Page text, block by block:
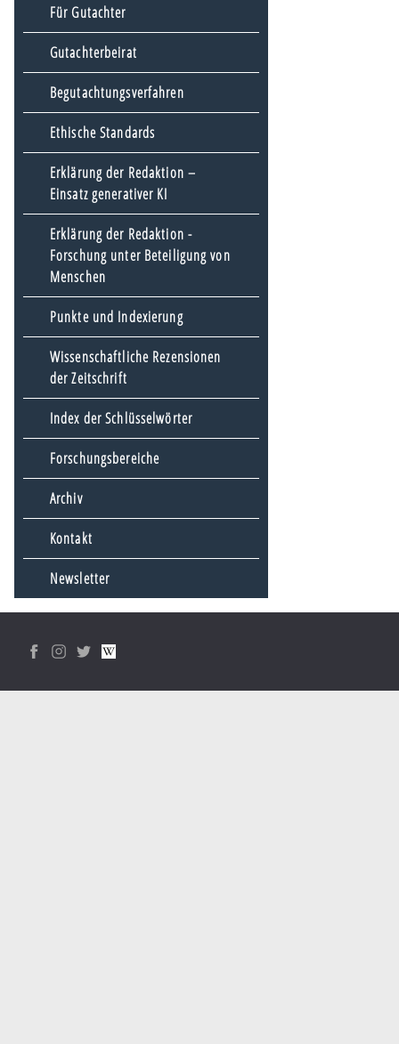
Für Gutachter
Gutachterbeirat
Begutachtungsverfahren
Ethische Standards
Erklärung der Redaktion –
Einsatz generativer KI
Erklärung der Redaktion -
Forschung unter Beteiligung von
Menschen
Punkte und Indexierung
Wissenschaftliche Rezensionen
der Zeitschrift
Index der Schlüsselwörter
Forschungsbereiche
Archiv
Kontakt
Newsletter